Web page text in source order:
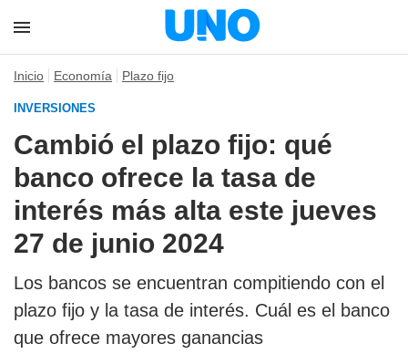
Inicio Economía Plazo fijo
INVERSIONES
Cambió el plazo fijo: qué
banco ofrece la tasa de
interés más alta este jueves
27 de junio 2024
Los bancos se encuentran compitiendo con el
plazo fijo y la tasa de interés. Cuál es el banco
que ofrece mayores ganancias